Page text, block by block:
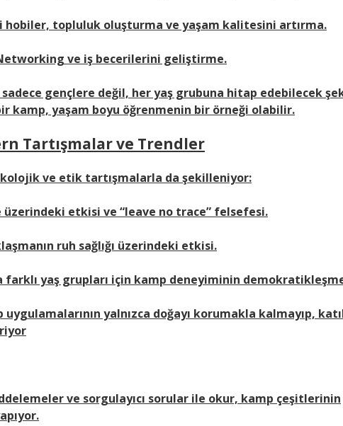
hobiler, topluluk oluşturma ve yaşam kalitesini artırma.
ve iş becerilerini geliştirme.
gençlere değil, her yaş grubuna hitap edebilecek
kamp, yaşam boyu öğrenmenin bir örneği olabilir.
Tartışmalar ve Trendler
ve etik tartışmalarla da şekilleniyor:
etkisi ve “leave no trace” felsefesi.
ruh sağlığı üzerindeki etkisi.
yaş grupları için kamp deneyiminin
yalnızca doğayı korumakla kalmayıp,
ve sorgulayıcı sorular ile okur, kamp çeşitlerinin